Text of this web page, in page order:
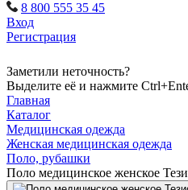
8 800 555 35 45
Вход
Регистрация
Заметили неточность?
Выделите её и нажмите
Главная
Каталог
Медицинская одежда
Женская медицинская одежда
Поло, рубашки
Поло медицинское женское